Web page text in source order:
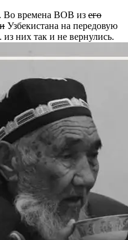
Во времена ВОВ из его
Узбекистана на передовую
из них так и не вернулись.